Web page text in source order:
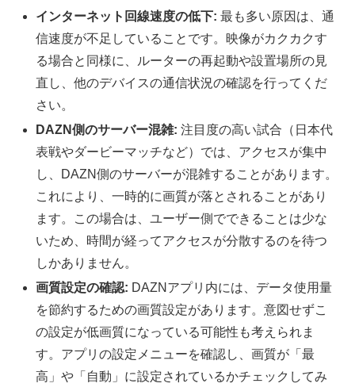
インターネット回線速度の低下: 最も多い原因は、通
信速度が不足していることです。映像がカクカクす
る場合と同様に、ルーターの再起動や設置場所の見
直し、他のデバイスの通信状況の確認を行ってくだ
さい。
DAZN側のサーバー混雑: 注目度の高い試合（日本代
表戦やダービーマッチなど）では、アクセスが集中
し、DAZN側のサーバーが混雑することがあります。
これにより、一時的に画質が落とされることがあり
ます。この場合は、ユーザー側でできることは少な
いため、時間が経ってアクセスが分散するのを待つ
しかありません。
画質設定の確認: DAZNアプリ内には、データ使用量
を節約するための画質設定があります。意図せずこ
の設定が低画質になっている可能性も考えられま
す。アプリの設定メニューを確認し、画質が「最
高」や「自動」に設定されているかチェックしてみ